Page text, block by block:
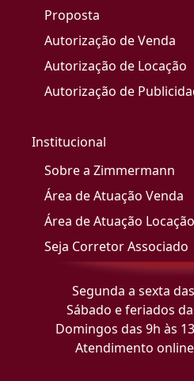
Proposta
Autorização de Venda
Autorização de Locação
Autorização de
Institucional
Sobre a Zimmermann
Área de Atuação Venda
Área de Atuação Locação
Seja Corretor Associado
Segunda a sexta
Sábado e feriados
Domingos das 9h às
Atendimento